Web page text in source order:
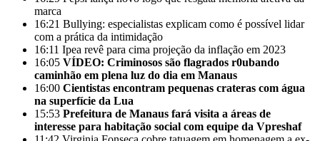
marca
16:21 Bullying: especialistas explicam como é possível lidar
com a prática da intimidação
16:11 Ipea revê para cima projeção da inflação em 2023
16:05 VÍDEO: Criminosos são flagrados r0ubando
caminhão em plena luz do dia em Manaus
16:00 Cientistas encontram pequenas crateras com água
na superfície da Lua
15:53 Prefeitura de Manaus fará visita a áreas de
interesse para habitação social com equipe da Vpreshaf